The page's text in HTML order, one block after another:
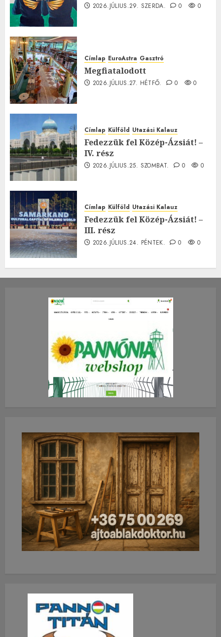
2026.JÚLIUS.29. SZERDA. 0 0
Címlap EuroAstra Gasztró
Megfiatalodott
2026.JÚLIUS.27. HÉTFŐ. 0 0
Címlap Külföld Utazási Kalauz
Fedezzük fel Közép-Ázsiát! –
IV. rész
2026.JÚLIUS.25. SZOMBAT. 0 0
Címlap Külföld Utazási Kalauz
Fedezzük fel Közép-Ázsiát! –
III. rész
2026.JÚLIUS.24. PÉNTEK. 0 0